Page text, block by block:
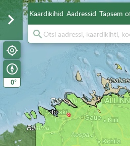
0°
Kaardikihid Aadressid Täpsem